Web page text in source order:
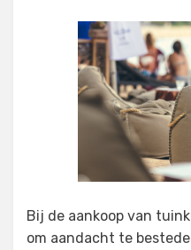
Bij de aankoop van
om aandacht te